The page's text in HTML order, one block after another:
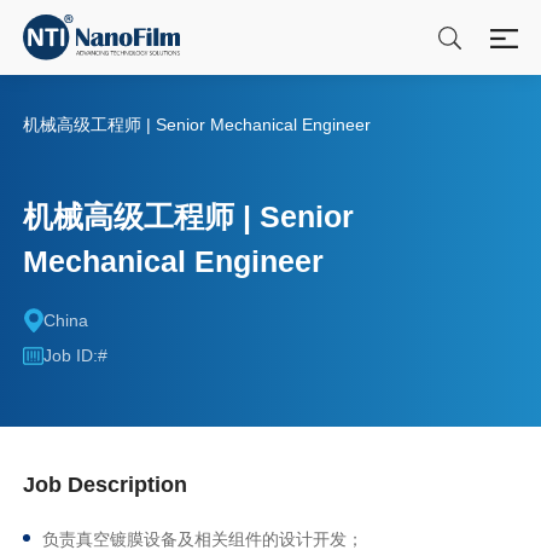
机械高级工程师 | Senior Mechanical Engineer
机械高级工程师 | Senior
Mechanical Engineer
China
Job ID:#
Job Description
负责真空镀膜设备及相关组件的设计开发；